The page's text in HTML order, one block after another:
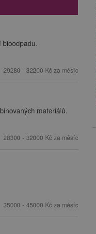
bioodpadu.
29280 - 32200 Kč za měsíc
materiálů.
28300 - 32000 Kč za měsíc
35000 - 45000 Kč za měsíc